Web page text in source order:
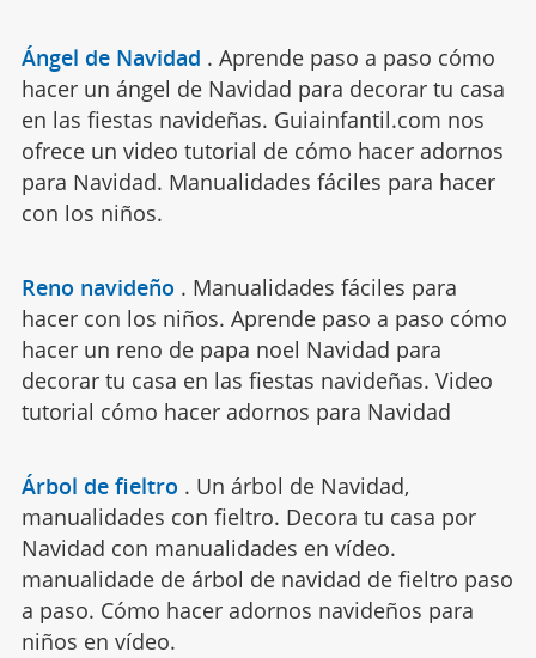
Ángel de Navidad . Aprende paso a paso cómo
hacer un ángel de Navidad para decorar tu casa
en las fiestas navideñas. Guiainfantil.com nos
ofrece un video tutorial de cómo hacer adornos
para Navidad. Manualidades fáciles para hacer
con los niños.
Reno navideño . Manualidades fáciles para
hacer con los niños. Aprende paso a paso cómo
hacer un reno de papa noel Navidad para
decorar tu casa en las fiestas navideñas. Video
tutorial cómo hacer adornos para Navidad
Árbol de fieltro . Un árbol de Navidad,
manualidades con fieltro. Decora tu casa por
Navidad con manualidades en vídeo.
manualidade de árbol de navidad de fieltro paso
a paso. Cómo hacer adornos navideños para
niños en vídeo.